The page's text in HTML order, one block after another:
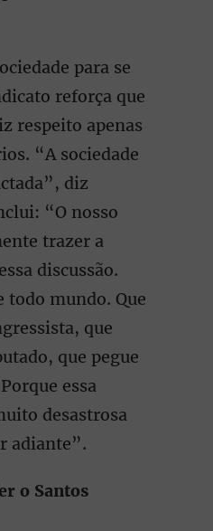
para se
reforça que
respeito apenas
“A sociedade
diz
“O nosso
trazer a
discussão.
todo mundo. Que
que
que pegue
essa
desastrosa
adiante”.
o Santos